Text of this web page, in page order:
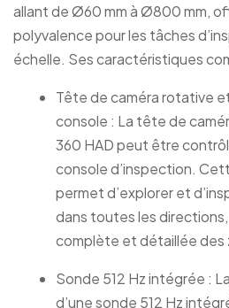
allant de Ø60 mm à Ø800 mm,
polyvalence pour les tâches
échelle. Ses caractéristiques
Tête de caméra rotative
console : La tête de
360 HAD peut être
console d’inspection.
permet d’explorer et
dans toutes les
complète et détaillée des
Sonde 512 Hz intégrée :
d’une sonde 512 Hz